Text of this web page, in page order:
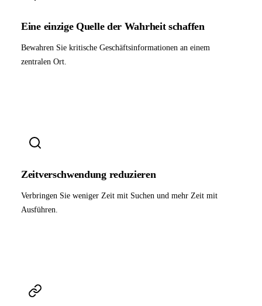
Eine einzige Quelle der Wahrheit schaffen
Bewahren Sie kritische Geschäftsinformationen an einem
zentralen Ort.
Zeitverschwendung reduzieren
Verbringen Sie weniger Zeit mit Suchen und mehr Zeit mit
Ausführen.